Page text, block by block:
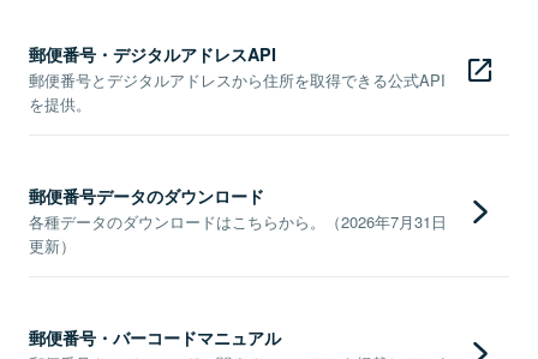
郵便番号・デジタルアドレスAPI
郵便番号とデジタルアドレスから住所を取得できる公式API
を提供。
郵便番号データのダウンロード
各種データのダウンロードはこちらから。（2026年7月31日
更新）
郵便番号・バーコードマニュアル